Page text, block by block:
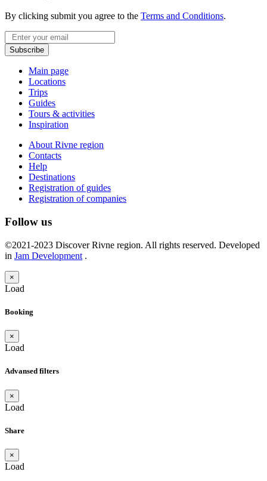
By clicking submit you agree to the Terms and Conditions.
Email
Subscribe
Main page
Locations
Trips
Guides
Tours & activities
Inspiration
About Rivne region
Contacts
Help
Destinations
Registration of guides
Registration of companies
Follow us
©2021-2023 Discover Rivne region. All rights reserved. Developed
in Jam Development .
×
Load
Booking
×
Load
Advansed filters
×
Load
Share
×
Load